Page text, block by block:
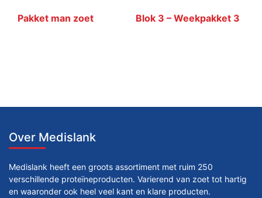
Pakket man zoet Blok 3 – Weekpakket 3
Over Medislank
Medislank heeft een groots assortiment met ruim 250
verschillende proteïneproducten. Varierend van zoet tot hartig
en waaronder ook heel veel kant en klare producten.